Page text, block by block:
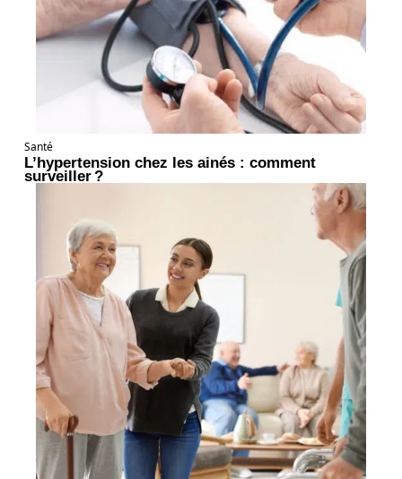
Santé
L’hypertension chez les ainés : comment
surveiller ?